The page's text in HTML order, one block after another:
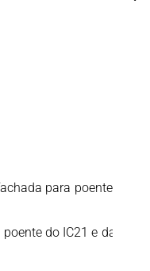
para poente, para
do IC21 e da A39,